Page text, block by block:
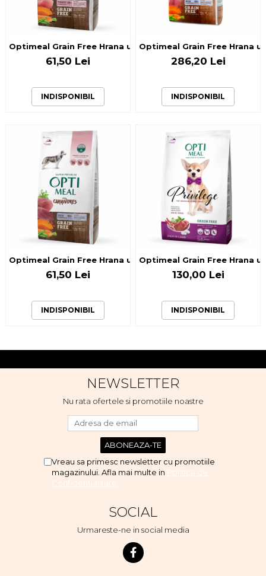
Optimeal Grain Free Hrana uscata caini de toate rasele -
61,50 Lei
INDISPONIBIL
Optimeal Grain Free Hrana
286,20 Lei
INDISPONIBIL
Optimeal Grain Free Hrana uscata caini de toate rasele -
61,50 Lei
INDISPONIBIL
Optimeal Grain Free Hrana
130,00 Lei
INDISPONIBIL
NEWSLETTER
Nu rata ofertele si promotiile noastre
Vreau sa primesc newsletter cu promotiile
magazinului. Afla mai multe in Politica de
Confidentialitate
SOCIAL
Urmareste-ne in social media